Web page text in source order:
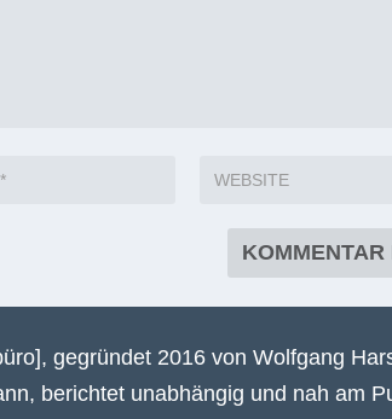
gegründet 2016 von Wolfgang
berichtet unabhängig und nah am